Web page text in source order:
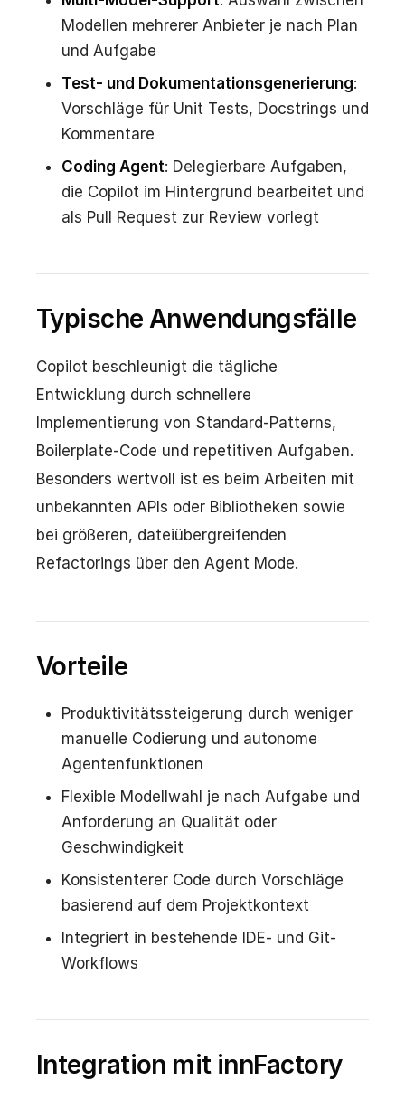
Modellen mehrerer Anbieter je nach Plan
und Aufgabe
Test- und Dokumentationsgenerierung:
Vorschläge für Unit Tests, Docstrings und
Kommentare
Coding Agent: Delegierbare Aufgaben,
die Copilot im Hintergrund bearbeitet und
als Pull Request zur Review vorlegt
Typische Anwendungsfälle
Copilot beschleunigt die tägliche
Entwicklung durch schnellere
Implementierung von Standard-Patterns,
Boilerplate-Code und repetitiven Aufgaben.
Besonders wertvoll ist es beim Arbeiten mit
unbekannten APIs oder Bibliotheken sowie
bei größeren, dateiübergreifenden
Refactorings über den Agent Mode.
Vorteile
Produktivitätssteigerung durch weniger
manuelle Codierung und autonome
Agentenfunktionen
Flexible Modellwahl je nach Aufgabe und
Anforderung an Qualität oder
Geschwindigkeit
Konsistenterer Code durch Vorschläge
basierend auf dem Projektkontext
Integriert in bestehende IDE- und Git-
Workflows
Integration mit innFactory